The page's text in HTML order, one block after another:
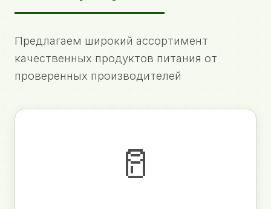
Предлагаем широкий ассортимент
качественных продуктов питания от
проверенных производителей
🥛